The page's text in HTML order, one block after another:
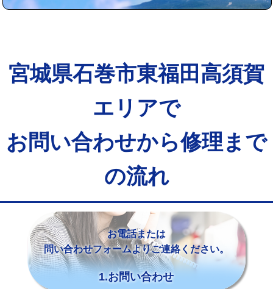
宮城県石巻市東福田高須賀
エリアで
お問い合わせから修理まで
の流れ
お電話または
問い合わせフォームよりご連絡ください。
1.お問い合わせ